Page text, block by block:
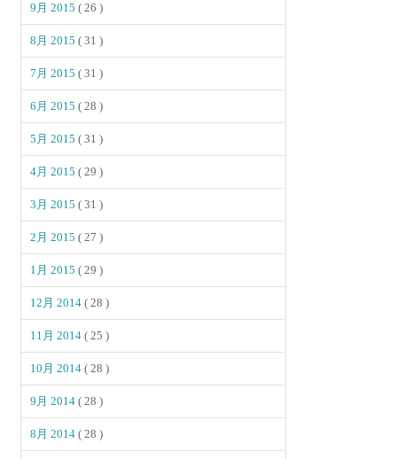
9月 2015( 26 )
8月 2015( 31 )
7月 2015( 31 )
6月 2015( 28 )
5月 2015( 31 )
4月 2015( 29 )
3月 2015( 31 )
2月 2015( 27 )
1月 2015( 29 )
12月 2014( 28 )
11月 2014( 25 )
10月 2014( 28 )
9月 2014( 28 )
8月 2014( 28 )